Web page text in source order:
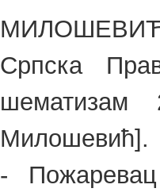
Српска
шематизам
Милошевић].
-